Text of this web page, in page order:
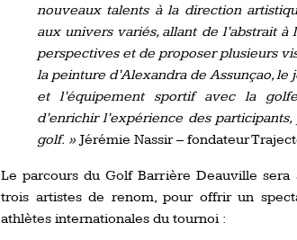
nouveaux talents à la direction
aux univers variés, allant de l’abstrait
perspectives et de proposer plusieurs
la peinture d’Alexandra de Assunçao,
et l’équipement sportif avec la
d’enrichir l’expérience des
golf. »Jérémie Nassir – fondateur
Le parcours du Golf Barrière Deauville
trois artistes de renom, pour offrir un
athlètes internationales du tournoi :